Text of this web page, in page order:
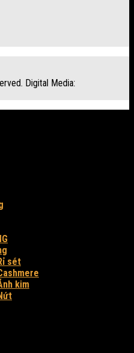
Digital Media:
sét
kim